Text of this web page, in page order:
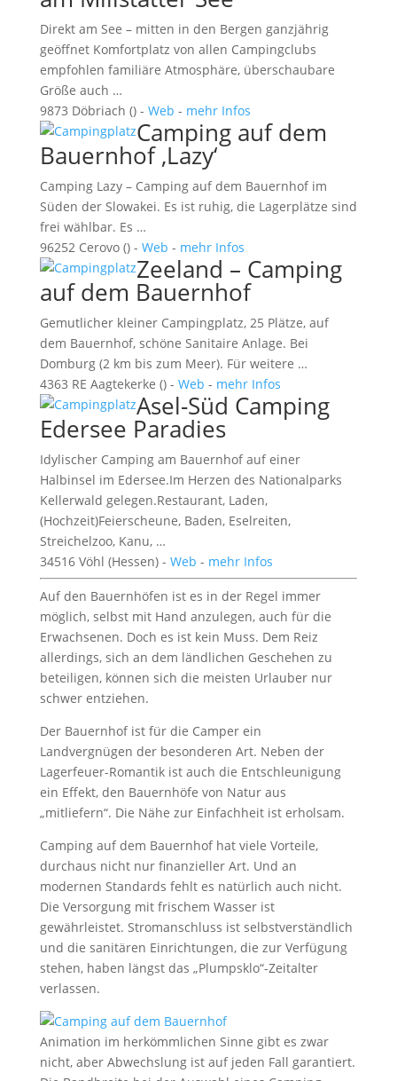
Direkt am See – mitten in den Bergen ganzjährig
geöffnet Komfortplatz von allen Campingclubs
empfohlen familiäre Atmosphäre, überschaubare
Größe auch …
9873 Döbriach () - Web - mehr Infos
Camping auf dem
Bauernhof ‚Lazy‘
Camping Lazy – Camping auf dem Bauernhof im
Süden der Slowakei. Es ist ruhig, die Lagerplätze sind
frei wählbar. Es …
96252 Cerovo () - Web - mehr Infos
Zeeland – Camping
auf dem Bauernhof
Gemutlicher kleiner Campingplatz, 25 Plätze, auf
dem Bauernhof, schöne Sanitaire Anlage. Bei
Domburg (2 km bis zum Meer). Für weitere …
4363 RE Aagtekerke () - Web - mehr Infos
Asel-Süd Camping
Edersee Paradies
Idylischer Camping am Bauernhof auf einer
Halbinsel im Edersee.Im Herzen des Nationalparks
Kellerwald gelegen.Restaurant, Laden,
(Hochzeit)Feierscheune, Baden, Eselreiten,
Streichelzoo, Kanu, …
34516 Vöhl (Hessen) - Web - mehr Infos
Auf den Bauernhöfen ist es in der Regel immer
möglich, selbst mit Hand anzulegen, auch für die
Erwachsenen. Doch es ist kein Muss. Dem Reiz
allerdings, sich an dem ländlichen Geschehen zu
beteiligen, können sich die meisten Urlauber nur
schwer entziehen.
Der Bauernhof ist für die Camper ein
Landvergnügen der besonderen Art. Neben der
Lagerfeuer-Romantik ist auch die Entschleunigung
ein Effekt, den Bauernhöfe von Natur aus
„mitliefern“. Die Nähe zur Einfachheit ist erholsam.
Camping auf dem Bauernhof hat viele Vorteile,
durchaus nicht nur finanzieller Art. Und an
modernen Standards fehlt es natürlich auch nicht.
Die Versorgung mit frischem Wasser ist
gewährleistet. Stromanschluss ist selbstverständlich
und die sanitären Einrichtungen, die zur Verfügung
stehen, haben längst das „Plumpsklo“-Zeitalter
verlassen.
Animation im herkömmlichen Sinne gibt es zwar
nicht, aber Abwechslung ist auf jeden Fall garantiert.